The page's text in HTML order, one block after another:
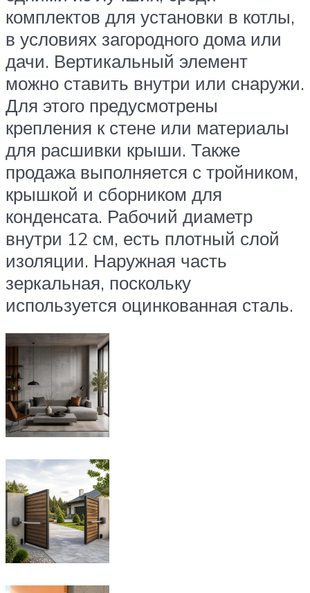
комплектов для установки в котлы,
в условиях загородного дома или
дачи. Вертикальный элемент
можно ставить внутри или снаружи.
Для этого предусмотрены
крепления к стене или материалы
для расшивки крыши. Также
продажа выполняется с тройником,
крышкой и сборником для
конденсата. Рабочий диаметр
внутри 12 см, есть плотный слой
изоляции. Наружная часть
зеркальная, поскольку
используется оцинкованная сталь.